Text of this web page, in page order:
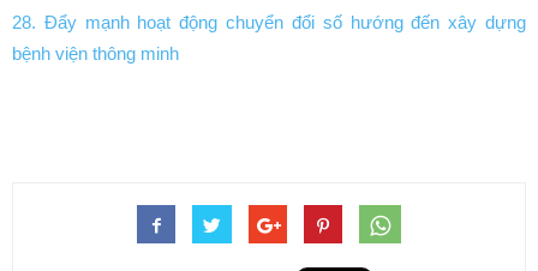
28. Đẩy mạnh hoạt động chuyển đổi số hướng đến xây dựng
bệnh viện thông minh